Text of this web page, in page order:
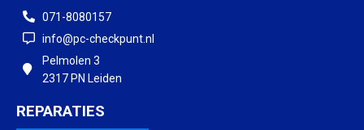
071-8080157
info@pc-checkpunt.nl
Pelmolen 3
2317 PN Leiden
REPARATIES